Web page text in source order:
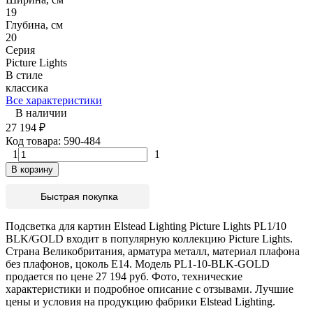
19
Глубина, см
20
Серия
Picture Lights
В стиле
классика
Все характеристики
В наличии
27 194 ₽
Код товара: 590-484
1
1
В корзину
Быстрая покупка
Подсветка для картин Elstead Lighting Picture Lights PL1/10
BLK/GOLD входит в популярную коллекцию Picture Lights.
Страна Великобритания, арматура металл, материал плафона
без плафонов, цоколь E14. Модель PL1-10-BLK-GOLD
продается по цене 27 194 руб. Фото, технические
характеристики и подробное описание с отзывами. Лучшие
цены и условия на продукцию фабрики Elstead Lighting.